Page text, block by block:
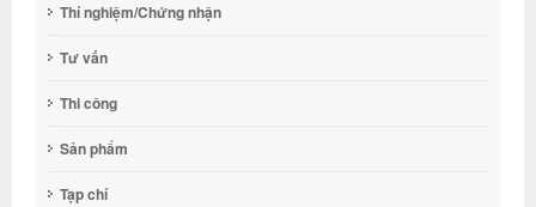
Thí nghiệm/Chứng nhận
Tư vấn
Thi công
Sản phẩm
Tạp chí